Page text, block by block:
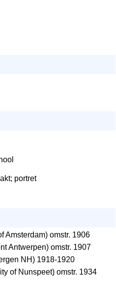
portret
Amsterdam) omstr. 1906
Antwerpen) omstr. 1907
NH) 1918-1920
of Nunspeet) omstr. 1934